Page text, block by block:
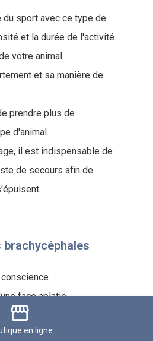
du sport avec ce type de
et la durée de l'activité
votre animal.
et sa manière de
prendre plus de
d'animal.
il est indispensable de
de secours afin de
face aplatie.
qu'il est possible
même si cela reste une
storefront
en ligne